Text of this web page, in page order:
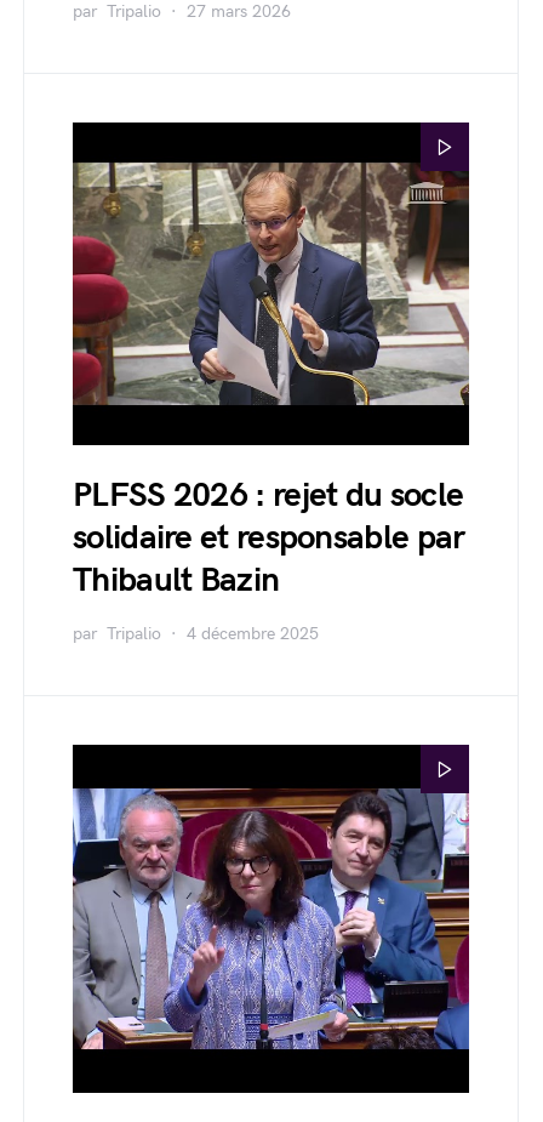
par Tripalio 27 mars 2026
PLFSS 2026 : rejet du socle
solidaire et responsable par
Thibault Bazin
par Tripalio 4 décembre 2025